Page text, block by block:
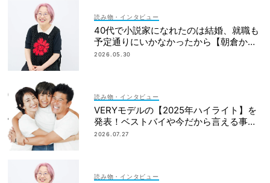
読み物・インタビュー
40代で小説家になれたのは結婚、就職も
予定通りにいかなかったから【朝倉かす
みさん】
2026.05.30
読み物・インタビュー
VERYモデルの【2025年ハイライト】を
発表！ベストバイや今だから言える事件
簿も大公開
2026.07.27
読み物・インタビュー